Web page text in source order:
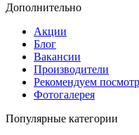
Дополнительно
Акции
Блог
Вакансии
Производители
Рекомендуем
Фотогалерея
Популярные категории